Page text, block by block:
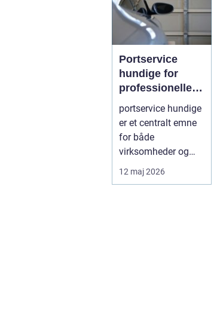
Portservice
hundige for
professionelle
og private
kunder
portservice hundige
er et centralt emne
for både
virksomheder og
private, der ønsker
sikker, stabil ...
12 maj 2026